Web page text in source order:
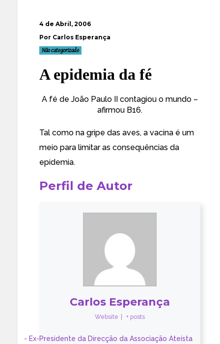
4 de Abril, 2006
Por Carlos Esperança
Não categorizado
A epidemia da fé
A fé de João Paulo II contagiou o mundo –
afirmou B16.
Tal como na gripe das aves, a vacina é um
meio para limitar as consequências da
epidemia.
Perfil de Autor
Carlos Esperança
Website + posts
- Ex-Presidente da Direcção da Associação Ateísta